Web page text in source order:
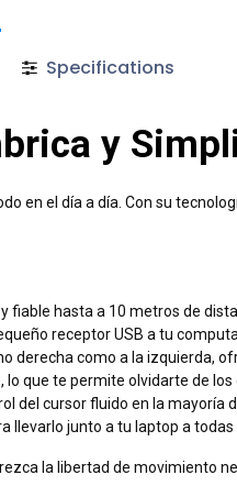
Specifications
y
en el día a día. Con su
fiable hasta a 10 metros de
receptor USB a tu
como a la izquierda,
que te permite olvidarte de
del cursor fluido en la mayoría
llevarlo junto a tu laptop a todas
la libertad de movimiento